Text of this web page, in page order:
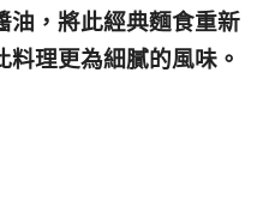
油，將此經典麵食重新
理更為細膩的風味。